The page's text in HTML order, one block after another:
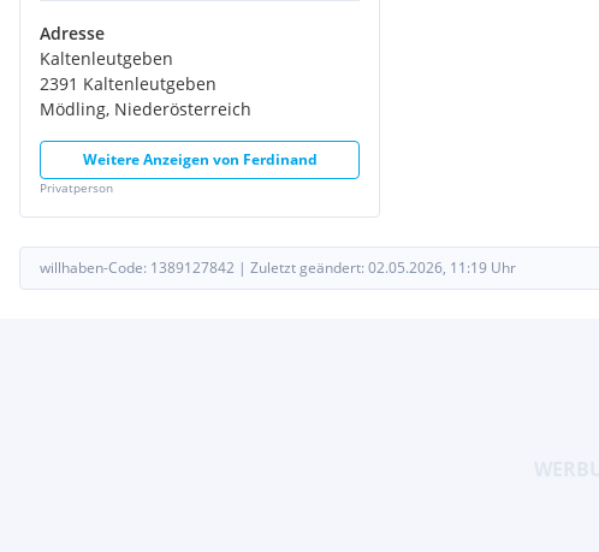
Adresse
Kaltenleutgeben
2391 Kaltenleutgeben
Mödling, Niederösterreich
Weitere Anzeigen von Ferdinand
Privatperson
willhaben-Code: 1389127842 | Zuletzt geändert: 02.05.2026, 11:19 Uhr